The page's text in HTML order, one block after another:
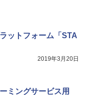
ンタテインメント 【S
プロ野球2026-2027 [H
パワフルプロヤキュ
ーブル
ギフトカード】 [オ
限定版）
」無限城編 第一章 猗
産限定版 [DVD]
ットフォーム「STA
2019年3月20日
ミングサービス用